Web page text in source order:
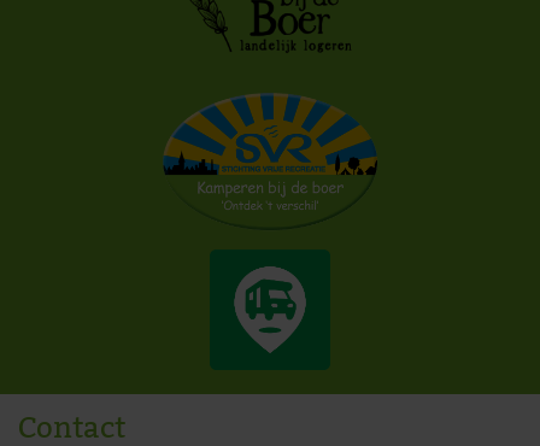
Contact